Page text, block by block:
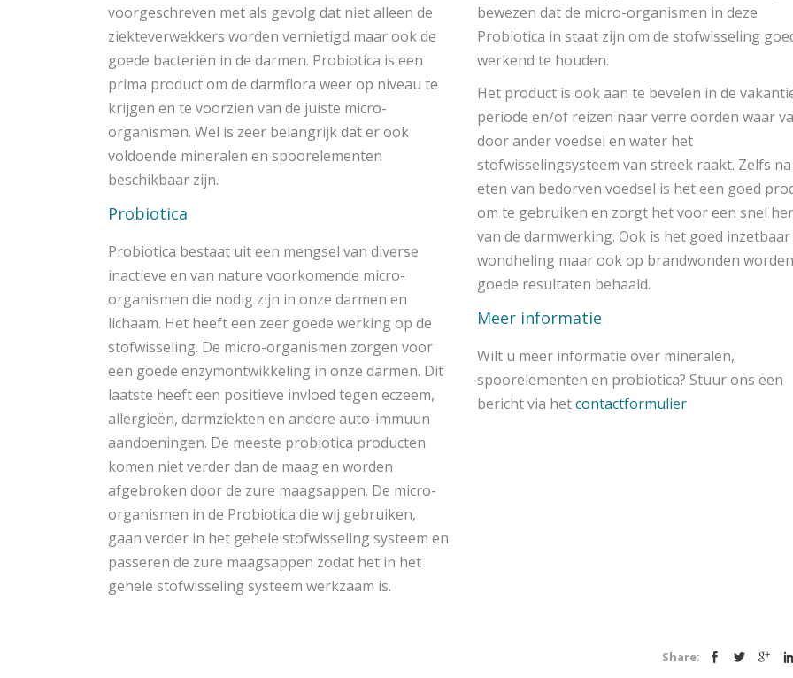
voorgeschreven met als gevolg dat niet alleen de
ziekteverwekkers worden vernietigd maar ook de
goede bacteriën in de darmen. Probiotica is een
prima product om de darmflora weer op niveau te
krijgen en te voorzien van de juiste micro-
organismen. Wel is zeer belangrijk dat er ook
voldoende mineralen en spoorelementen
beschikbaar zijn.
Probiotica
Probiotica bestaat uit een mengsel van diverse
inactieve en van nature voorkomende micro-
organismen die nodig zijn in onze darmen en
lichaam. Het heeft een zeer goede werking op de
stofwisseling. De micro-organismen zorgen voor
een goede enzymontwikkeling in onze darmen. Dit
laatste heeft een positieve invloed tegen eczeem,
allergieën, darmziekten en andere auto-immuun
aandoeningen. De meeste probiotica producten
komen niet verder dan de maag en worden
afgebroken door de zure maagsappen. De micro-
organismen in de Probiotica die wij gebruiken,
gaan verder in het gehele stofwisseling systeem en
passeren de zure maagsappen zodat het in het
gehele stofwisseling systeem werkzaam is.
bewezen dat de micro-organismen in deze
Probiotica in staat zijn om de stofwisseling
werkend te houden.
Het product is ook aan te bevelen in de
periode en/of reizen naar verre oorden waar
door ander voedsel en water het
stofwisselingsysteem van streek raakt. Zelfs
eten van bedorven voedsel is het een goed
om te gebruiken en zorgt het voor een snel
van de darmwerking. Ook is het goed
wondheling maar ook op brandwonden worden
goede resultaten behaald.
Meer informatie
Wilt u meer informatie over mineralen,
spoorelementen en probiotica? Stuur ons een
bericht via hetcontactformulier
Share: